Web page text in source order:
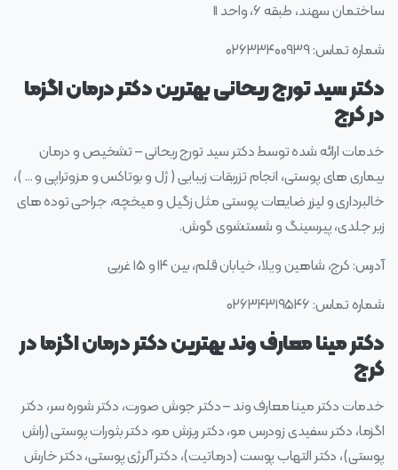
ساختمان سهند، طبقه ۶، واحد ۱۱
شماره تماس: ۰۲۶۳۳۴۰۰۹۳۹
دکتر سید تورج ریحانی بهترین دکتر درمان اگزما
در کرج
خدمات ارائه شده توسط دکتر سید تورج ریحانی – تشخیص و درمان
بیماری های پوستی، انجام تزریقات زیبایی ( ژل و بوتاکس و مزوتراپی و … )،
خالبرداری و لیزر ضایعات پوستی مثل زگیل و میخچه، جراحی توده های
زیر جلدی، پیرسینگ و شستشوی گوش.
آدرس: کرج، شاهین ویلا، خیابان قلم، بین ۱۴ و ۱۵ غربی
شماره تماس: ۰۲۶۳۴۳۱۹۵۴۶
دکتر مینا معارف وند بهترین دکتر درمان اگزما در
کرج
خدمات دکتر مینا معارف وند – دکتر جوش صورت، دکتر شوره سر، دکتر
اگزما، دکتر سفیدی زودرس مو، دکتر ریزش مو، دکتر بثورات پوستی (راش
پوستی)، دکتر التهاب پوست (درماتیت)، دکتر آلرژی پوستی، دکتر خارش